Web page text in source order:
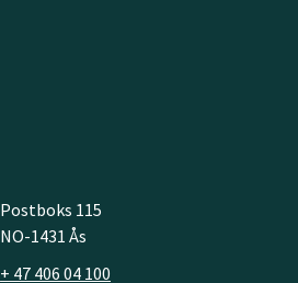
Postboks 115
NO-1431 Ås
+ 47 406 04 100